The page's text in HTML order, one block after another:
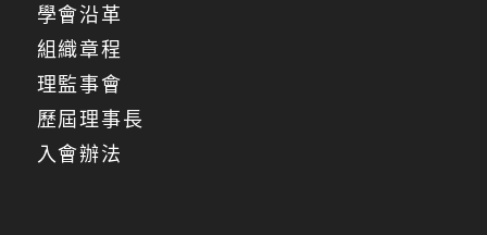
學會沿革
組織章程
理監事會
歷屆理事長
入會辦法